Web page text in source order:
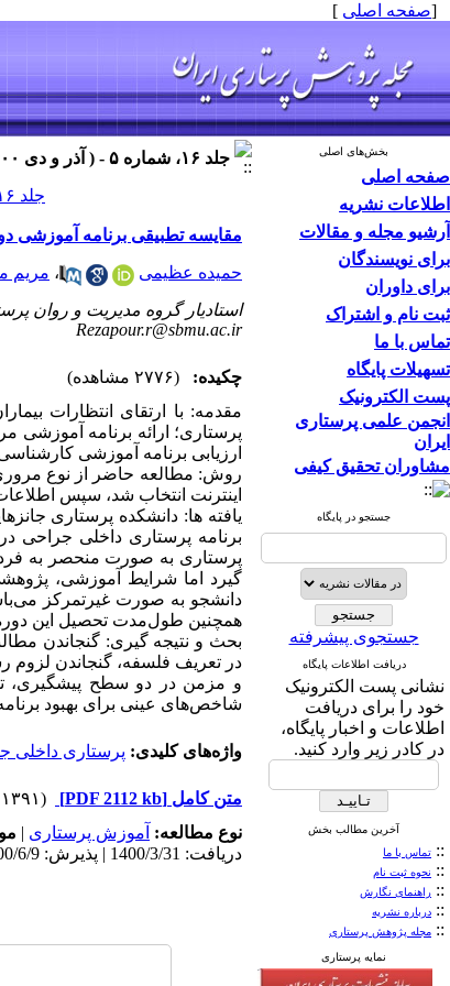
[صفحه اصلی ]
بخش‌های اصلی
صفحه اصلی
اطلاعات نشریه
آرشیو مجله و مقالات
برای نویسندگان
برای داوران
ثبت نام و اشتراک
تماس با ما
تسهیلات پایگاه
پست الکترونیک
انجمن علمی پرستاری
ایران
مشاوران تحقیق کیفی
جستجو در پایگاه
جستجوی پیشرفته
دریافت اطلاعات پایگاه
نشانی پست الکترونیک
خود را برای دریافت
اطلاعات و اخبار پایگاه،
در کادر زیر وارد کنید.
آخرین مطالب بخش
:: تماس با ما
:: نحوه ثبت نام
:: راهنمای نگارش
:: درباره نشریه
:: مجله پژوهش پرستاری
نمایه پرستاری
جلد ۱۶، شماره ۵ - ( آذر و دی ۱۴۰۰ )
جلد ۱۶ شماره ۵ صفحات ۹۴-۸۰
مقایسه تطبیقی برنامه آموزشی
حمیده عظیمی ، مریم
استادیار گروه مدیریت و روان
Rezapour.r@sbmu.ac.ir
چکیده:
(۲۷۷۶ مشاهده)
مقدمه: با ارتقای انتظارات
پرستاری؛ ارائه برنامه آموزشی
ارزیابی برنامه آموزشی
اینترنت انتخاب شد، سپس اطلاعات موردنیاز
یافته ها: دانشکده پرستاری
برنامه پرستاری داخلی جراحی
پرستاری به صورت منحصر به
گیرد اما شرایط آموزشی،
دانشجو به صورت غیرتمرکز
همچنین طول‌مدت تحصیل این دوره در آمریکا، 6 ترم و در
بحث و نتیجه گیری: گنجاندن
در تعریف فلسفه، گنجاندن
و مزمن در دو سطح پیشگیری،
شاخص‌‌های عینی برای بهبود
واژه‌های کلیدی: پرستاری داخلی
متن کامل [PDF 2112 kb]
(۱۳۹۱ دریافت)
نوع مطالعه: آموزش پرستاری |
دریافت: 1400/3/31 | پذیرش: 1400/6/9 | انتشار: 1400/10/10